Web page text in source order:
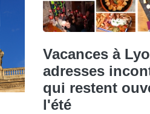
Vacances à
adresses
qui restent
l'été